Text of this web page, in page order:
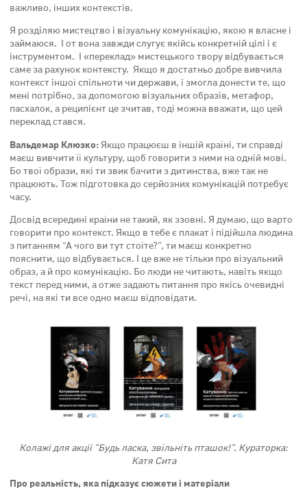
важливо, інших контекстів.
Я розділяю мистецтво і візуальну комунікацію, якою я власне і
займаюся. І от вона завжди слугує якійсь конкретній цілі і є
інструментом. І «переклад» мистецького твору відбувається
саме за рахунок контексту. Якщо я достатньо добре вивчила
контекст іншої спільноти чи держави, і змогла донести те, що
мені потрібно, за допомогою візуальних образів, метафор,
пасхалок, а реципієнт це зчитав, тоді можна вважати, що цей
переклад стався.
Вальдемар Клюзко: Якщо працюєш в іншій країні, ти справді
маєш вивчити її культуру, щоб говорити з ними на одній мові.
Бо твої образи, які ти звик бачити з дитинства, вже так не
працюють. Тож підготовка до серйозних комунікацій потребує
часу.
Досвід всередині країни не такий, як ззовні. Я думаю, що варто
говорити про контекст. Якщо в тебе є плакат і підійшла людина
з питанням “А чого ви тут стоїте?”, ти маєш конкретно
пояснити, що відбувається. І це вже не тільки про візуальний
образ, а й про комунікацію. Бо люди не читають, навіть якщо
текст перед ними, а отже задають питання про якісь очевидні
речі, на які ти все одно маєш відповідати.
Колажі для акції “Будь ласка, звільніть пташок!”. Кураторка:
Катя Сита
Про реальність, яка підказує сюжети і матеріали